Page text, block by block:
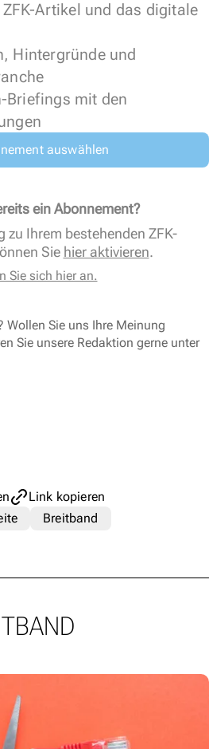
Artikel und das digitale
Hintergründe und
Briefings mit den
auswählen
ein Abonnement?
zu Ihrem bestehenden ZFK-
Sie hier aktivieren.
Sie sich hier an.
Wollen Sie uns Ihre Meinung
Sie unsere Redaktion gerne unter
Link kopieren
Breitband